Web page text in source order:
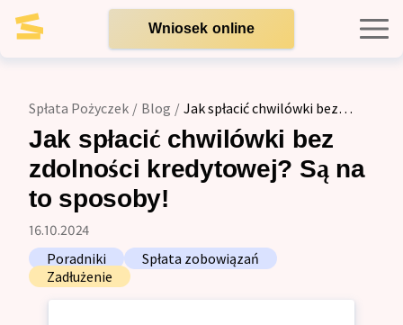
Wniosek online
Kredyty dla firm
Opinie
Blog
Spłata Pożyczek / Blog / Jak spłacić chwilówki bez
zdolności kredytowej? Są na to sposoby!
Jak spłacić chwilówki bez
zdolności kredytowej? Są na
to sposoby!
16.10.2024
Poradniki
Spłata zobowiązań
Zadłużenie